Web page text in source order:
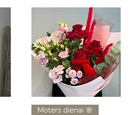
Moters dienai 🌸